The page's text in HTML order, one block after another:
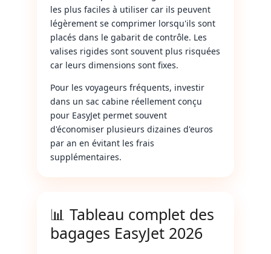
les plus faciles à utiliser car ils peuvent
légèrement se comprimer lorsqu'ils sont
placés dans le gabarit de contrôle. Les
valises rigides sont souvent plus risquées
car leurs dimensions sont fixes.
Pour les voyageurs fréquents, investir
dans un sac cabine réellement conçu
pour EasyJet permet souvent
d'économiser plusieurs dizaines d'euros
par an en évitant les frais
supplémentaires.
📊 Tableau complet des
bagages EasyJet 2026